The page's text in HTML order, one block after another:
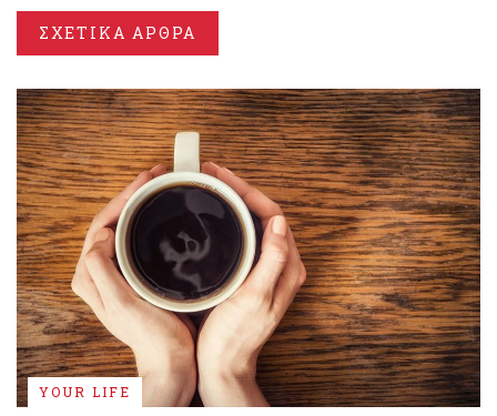
ΣΧΕΤΙΚΑ ΑΡΘΡΑ
YOUR LIFE